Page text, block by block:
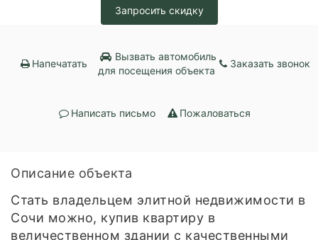
Запросить скидку
Напечатать
Вызвать автомобиль
для посещения объекта
Заказать звонок
Написать письмо Пожаловаться
Описание объекта
Стать владельцем элитной недвижимости в
Сочи можно, купив квартиру в
величественном здании с качественными